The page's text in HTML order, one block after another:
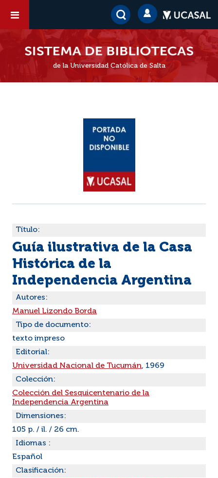
de la Universidad Católica de Salta
Título:
Guía ilustrativa de la Casa
Histórica de la
Independencia Argentina
Autores:
Manuel Lizondo Borda
Tipo de documento:
texto impreso
Editorial:
Universidad Nacional de Tucumán, 1969
Colección:
Colección del Sesquicentenario de la
Independencia Argentina
Dimensiones:
105 p. / il. / 26 cm.
Idiomas :
Español
Clasificación: